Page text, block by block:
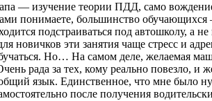
— изучение теории ПДД, само
понимаете, большинство
подстраиваться под автошколу, а
новичков эти занятия чаще стресс и
Но… На самом деле, желаемая
рада за тех, кому реально повезло,
общий язык. Единственное, что мне
после получения